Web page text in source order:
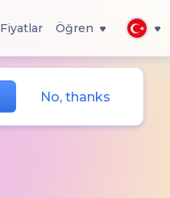
Fiyatlar Öğren
No, thanks